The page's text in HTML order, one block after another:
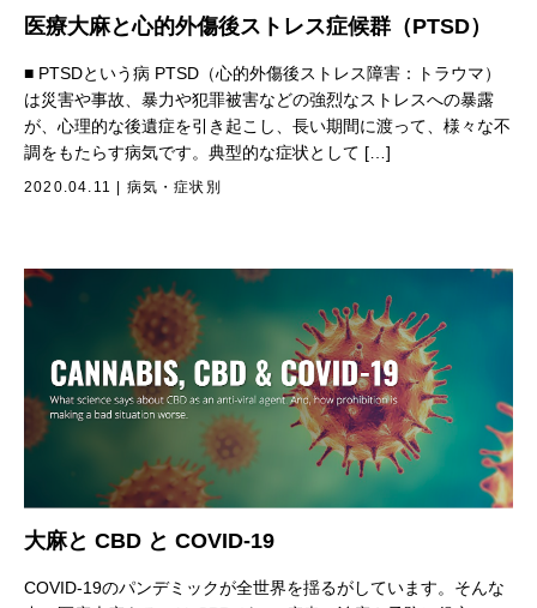
医療大麻と心的外傷後ストレス症候群（PTSD）
■ PTSDという病 PTSD（心的外傷後ストレス障害：トラウマ）
は災害や事故、暴力や犯罪被害などの強烈なストレスへの暴露
が、心理的な後遺症を引き起こし、長い期間に渡って、様々な不
調をもたらす病気です。典型的な症状として […]
2020.04.11 病気・症状別
大麻と CBD と COVID-19
COVID-19のパンデミックが全世界を揺るがしています。そんな